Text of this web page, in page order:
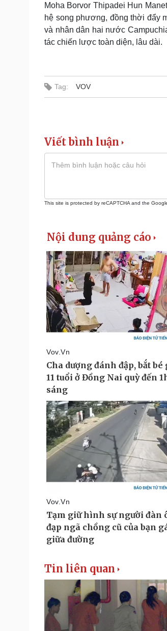
Moha Borvor Thipadei Hun
hệ song phương, đồng thời đẩy
và nhân dân hai nước
tác chiến lược toàn diện, lâu dài.
Tag: VOV
Viết bình luận
This site is protected by reCAPTCHA and the
Tin liên quan